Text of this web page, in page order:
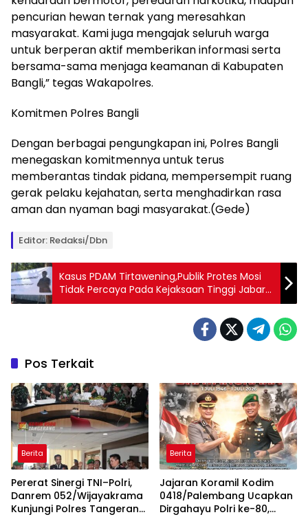
pencurian hewan ternak yang meresahkan
masyarakat. Kami juga mengajak seluruh warga
untuk berperan aktif memberikan informasi serta
bersama-sama menjaga keamanan di Kabupaten
Bangli,” tegas Wakapolres.
Komitmen Polres Bangli
Dengan berbagai pengungkapan ini, Polres Bangli
menegaskan komitmennya untuk terus
memberantas tindak pidana, mempersempit ruang
gerak pelaku kejahatan, serta menghadirkan rasa
aman dan nyaman bagi masyarakat.(Gede)
Editor: Redaksi/Dbn
Kasus PDAM Tirtawening,Publik Protes Mosi
Tidak Percaya Pada Kejaksaan Tinggi Jabar :
Spanduk Kritik Bertebaran Di Kota Bandung
Pos Terkait
Berita
Pererat Sinergi TNI–Polri,
Danrem 052/Wijayakrama
Kunjungi Polres Tangerang
Berita
Jajaran Koramil Kodim
0418/Palembang Ucapkan
Dirgahayu Polri ke-80,